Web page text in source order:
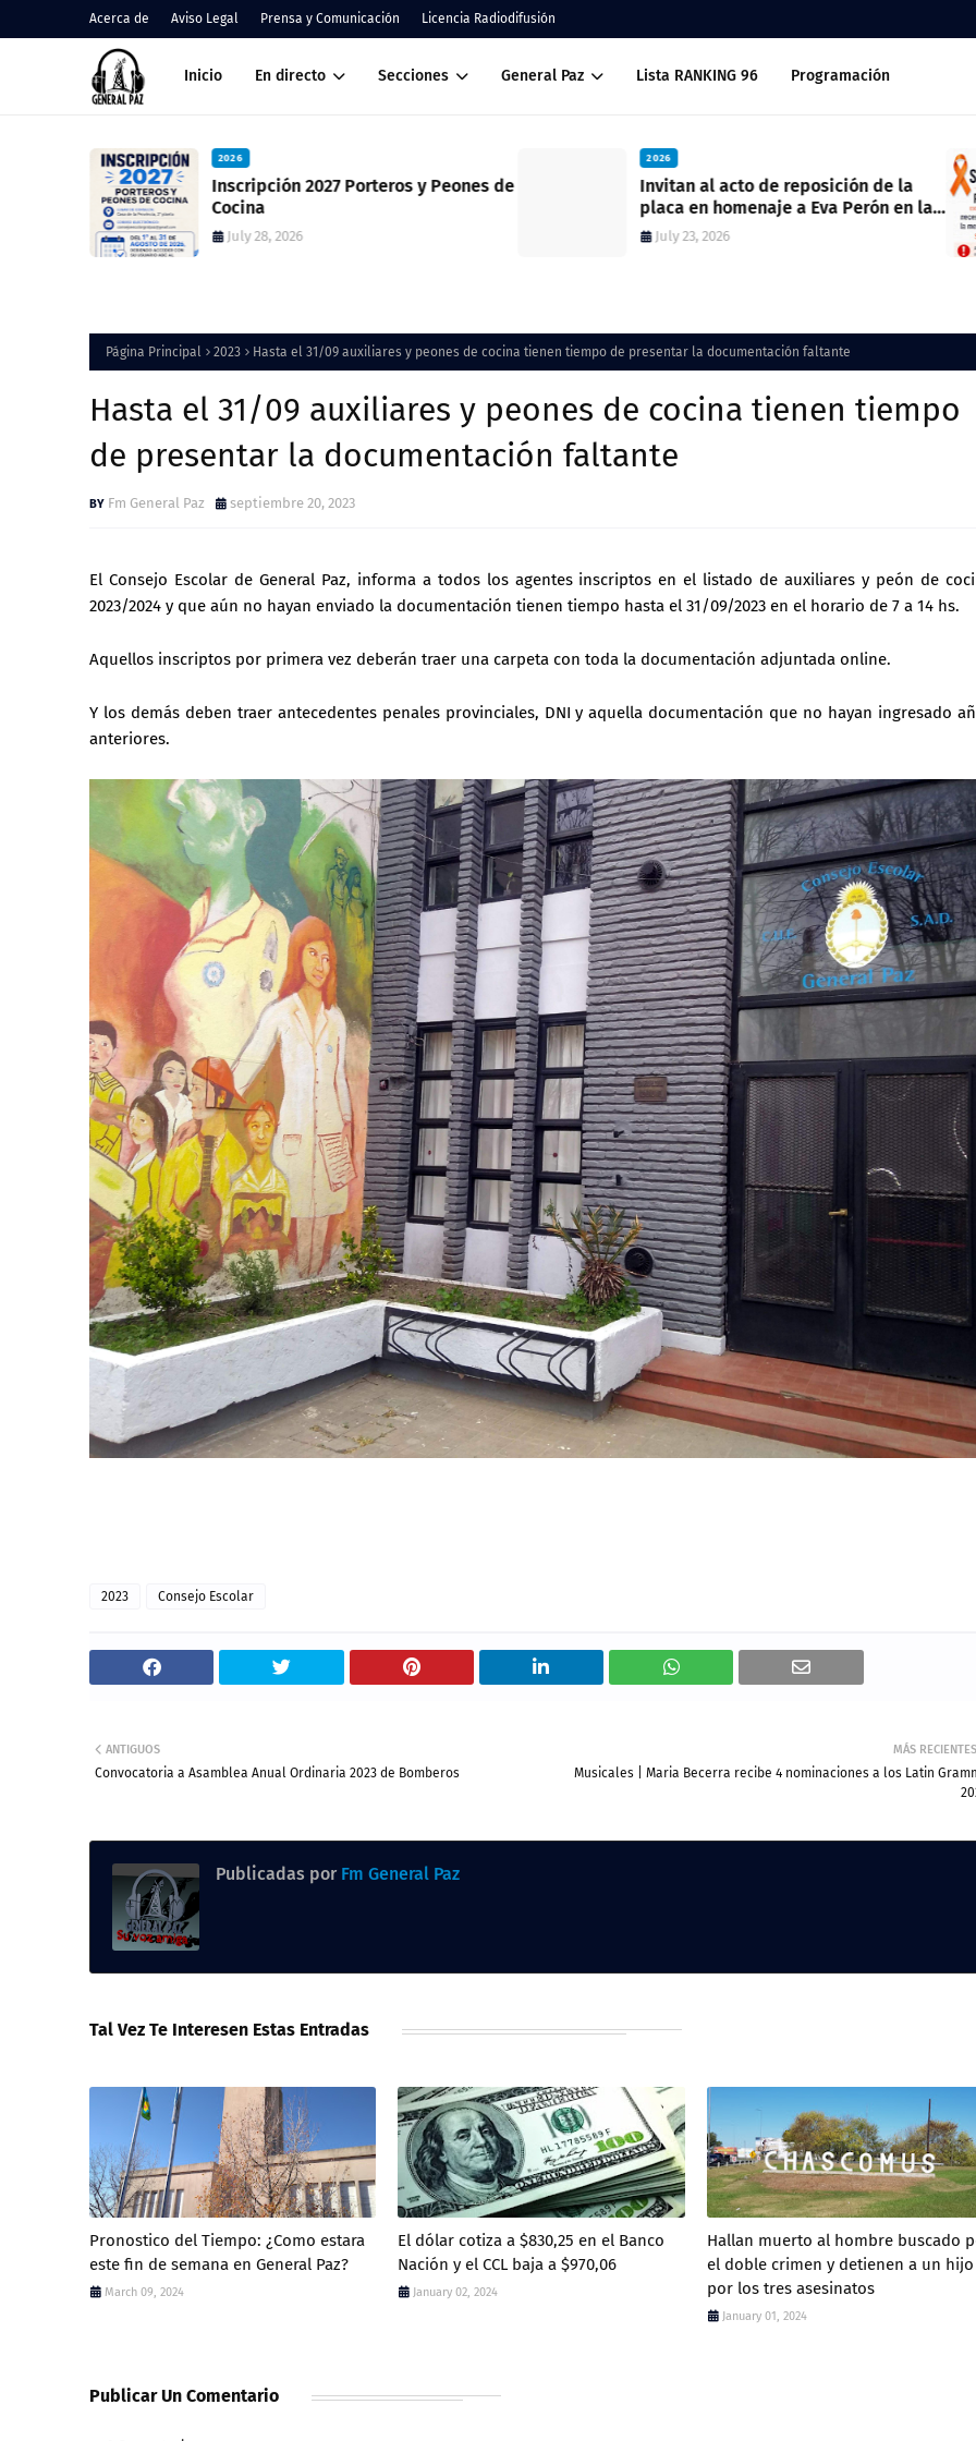
Acerca de Aviso Legal Prensa y Comunicación Licencia Radiodifusión
Inicio En directo Secciones General Paz Lista RANKING 96 Programación
2026
Inscripción 2027 Porteros y Peones de
Cocina
July 28, 2026
2026
Invitan al acto de reposición de la
placa en homenaje a Eva Perón en la
ex estación del ferrocarril
July 23, 2026
Página Principal 2023 Hasta el 31/09 auxiliares y peones de cocina tienen tiempo de presentar la documentación faltante
Hasta el 31/09 auxiliares y peones de cocina tienen tiempo
de presentar la documentación faltante
Fm General Paz septiembre 20, 2023
El Consejo Escolar de General Paz, informa a todos los agentes inscriptos en el listado de auxiliares y peón de
2023/2024 y que aún no hayan enviado la documentación tienen tiempo hasta el 31/09/2023 en el horario de 7 a 14 hs.
Aquellos inscriptos por primera vez deberán traer una carpeta con toda la documentación adjuntada online.
Y los demás deben traer antecedentes penales provinciales, DNI y aquella documentación que no hayan ingresado
anteriores.
2023 Consejo Escolar
MÁS RECIENTES
Musicales | Maria Becerra recibe 4 nominaciones a los Latin
ANTIGUOS
Convocatoria a Asamblea Anual Ordinaria 2023 de Bomberos
Publicadas por Fm General Paz
Tal Vez Te Interesen Estas Entradas
Pronostico del Tiempo: ¿Como estara
este fin de semana en General Paz?
March 09, 2024
El dólar cotiza a $830,25 en el Banco
Nación y el CCL baja a $970,06
January 02, 2024
Hallan muerto al hombre buscado
el doble crimen y detienen a un hijo
por los tres asesinatos
January 01, 2024
Publicar Un Comentario